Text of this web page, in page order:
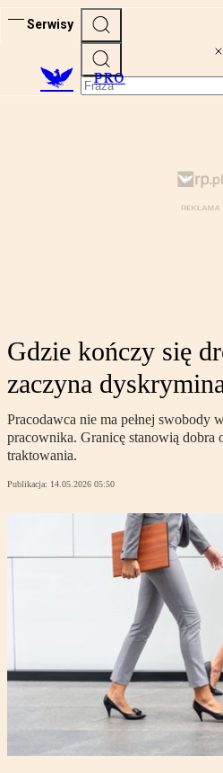
Serwisy
PRO
Gdzie kończy się
zaczyna
Pracodawca nie ma pełnej swobody
pracownika. Granicę stanowią dobra
traktowania.
Publikacja: 14.05.2026 05:50